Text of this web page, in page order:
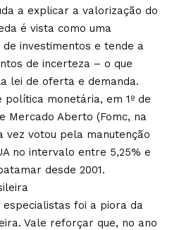
a explicar a valorização do
é vista como uma
investimentos e tende a
de incerteza – o que
lei de oferta e demanda.
política monetária, em 1º de
Mercado Aberto (Fomc, na
vez votou pela manutenção
no intervalo entre 5,25% e
desde 2001.
foi a piora da
Vale reforçar que, no ano